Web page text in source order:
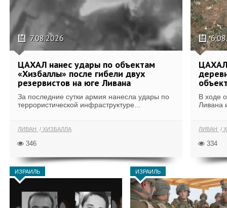
7.08.2026
ЦАХАЛ нанес удары по объектам
«Хизбаллы» после гибели двух
резервистов на юге Ливана
За последние сутки армия нанесла удары по
террористической инфраструктуре...
ЛИВАН ХИЗБАЛЛА
346
В ходе
Ливана
ЛИВАН
334
ИЗРАИЛЬ ИЗРАИЛЬ